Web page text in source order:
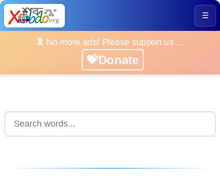
☰
🎗️ No more ads! Please support us ...
💝Donate